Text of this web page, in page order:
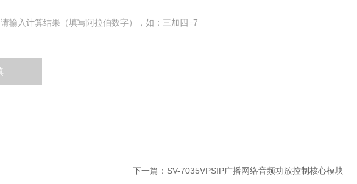
请输入计算结果（填写阿拉伯数字），如：三加四=7
下一篇： SV-7035VPSIP广播网络音频功放控制核心模块